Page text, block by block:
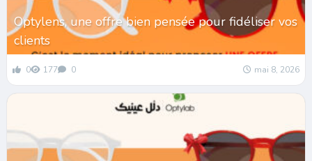
Optylens, une offre bien pensée pour fidéliser vos
clients
0 177 0 mai 8, 2026